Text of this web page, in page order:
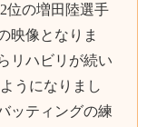
位の増田陸選手
映像となりま
リハビリが続い
うになりまし
ッティングの練